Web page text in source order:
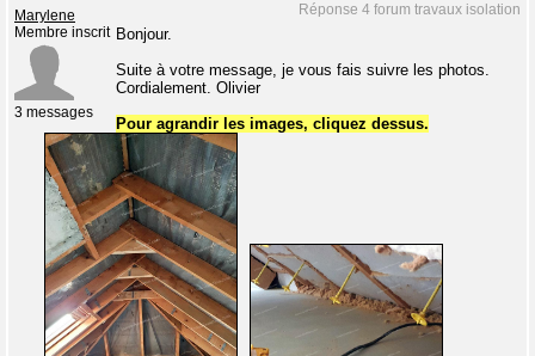
Réponse 4 forum travaux isolation
Marylene
Membre inscrit
3 messages
Bonjour.
Suite à votre message, je vous fais suivre les photos.
Cordialement. Olivier
Pour agrandir les images, cliquez dessus.